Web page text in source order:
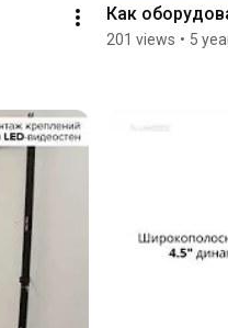
Как
201 views • 5